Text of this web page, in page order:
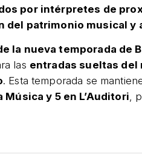
por intérpretes de
del patrimonio musical y
la nueva temporada de
las entradas sueltas
. Esta temporada se
Música y 5 en L’Auditori ,